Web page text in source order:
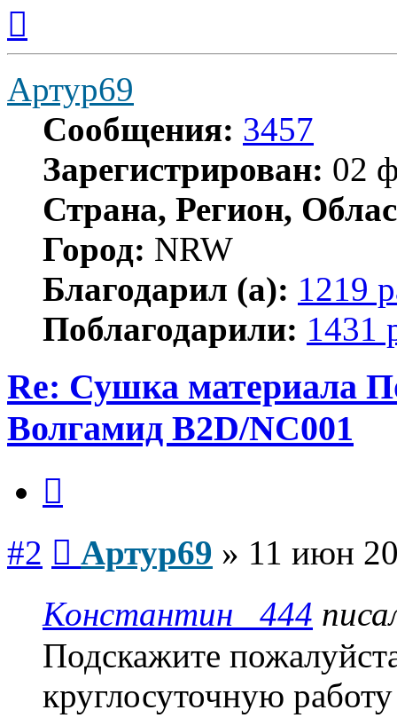
началу
Артур69
Сообщения: 3457
Зарегистрирован: 02
Страна, Регион,
Город: NRW
Благодарил (а): 1219
Поблагодарили: 1431
Re: Сушка материала
Волгамид B2D/NC001
#2 Артур69 » 11 июн
Константин _444
Подскажите
круглосуточную